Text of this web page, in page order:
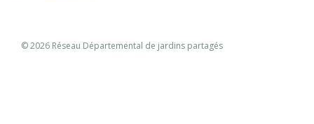
© 2026 Réseau Départemental de jardins partagés